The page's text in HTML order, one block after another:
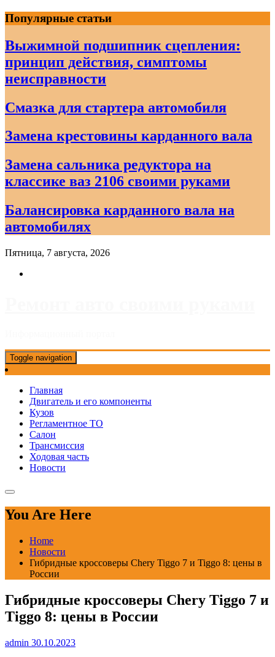
Skip
to
content
Популярные статьи
Выжимной подшипник сцепления:
принцип действия, симптомы
неисправности
Смазка для стартера автомобиля
Замена крестовины карданного вала
Замена сальника редуктора на
классике ваз 2106 своими руками
Балансировка карданного вала на
автомобилях
Пятница, 7 августа, 2026
Toggle navigation
Главная
Двигатель и его компоненты
Кузов
Регламентное ТО
Салон
Трансмиссия
Ходовая часть
Новости
You Are Here
Home
Новости
Гибридные кроссоверы Chery Tiggo 7 и Tiggo 8: цены в
России
Гибридные кроссоверы Chery Tiggo 7 и
Tiggo 8: цены в России
admin 30.10.2023